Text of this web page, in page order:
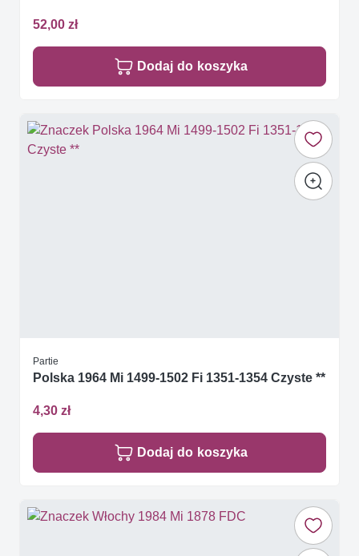
52,00 zł
Dodaj do koszyka
Partie
Polska 1964 Mi 1499-1502 Fi 1351-1354 Czyste **
4,30 zł
Dodaj do koszyka